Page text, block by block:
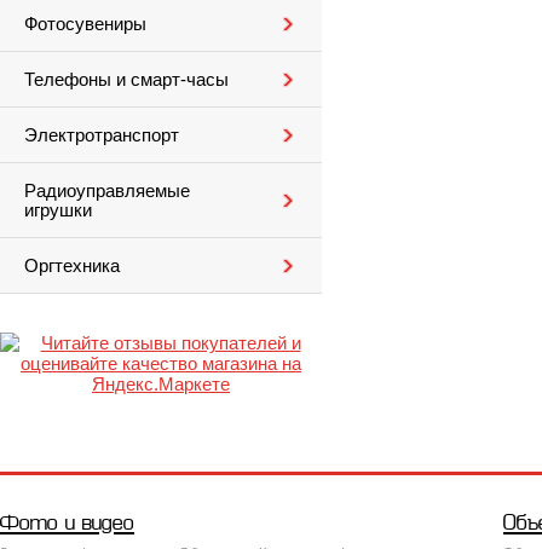
Фотосувениры
Телефоны и смарт-часы
Электротранспорт
Радиоуправляемые
игрушки
Оргтехника
Фото и видео